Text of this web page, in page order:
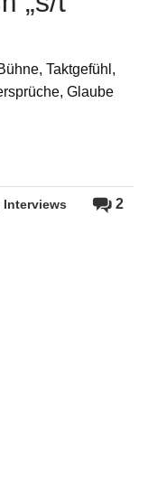
Taktgefühl,
Glaube
2
Interviews